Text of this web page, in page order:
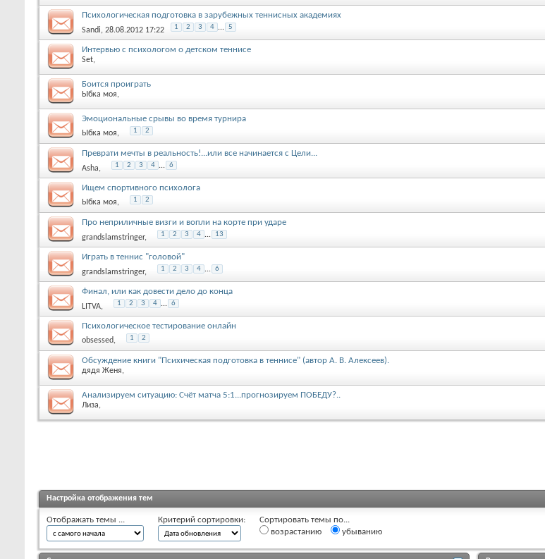
Психологическая подготовка в зарубежных теннисных академиях
Sandi, 28.08.2012 17:22 1 2 3 4 ... 5
Интервью с психологом о детском теннисе
Set,
Боится проиграть
Ыбка моя,
Эмоциональные срывы во время турнира
Ыбка моя, 1 2
Преврати мечты в реальность!...или все начинается с Цели...
Asha, 1 2 3 4 ... 6
Ищем спортивного психолога
Ыбка моя, 1 2
Про неприличные визги и вопли на корте при ударе
grandslamstringer, 1 2 3 4 ... 13
Играть в теннис "головой"
grandslamstringer, 1 2 3 4 ... 6
Финал, или как довести дело до конца
LITVA, 1 2 3 4 ... 6
Психологическое тестирование онлайн
obsessed, 1 2
Обсуждение книги "Психическая подготовка в теннисе" (автор А. В. Алексеев).
дядя Женя,
Анализируем ситуацию: Счёт матча 5:1...прогнозируем ПОБЕДУ?..
Лиза,
Настройка отображения тем
Отображать темы ... Критерий сортировки:
Сортировать темы по...
возрастанию
убыванию